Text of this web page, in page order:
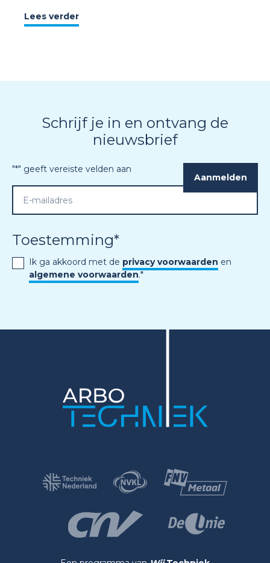
Lees verder
Schrijf je in en ontvang de
nieuwsbrief
"*" geeft vereiste velden aan
Toestemming*
Ik ga akkoord met de privacy voorwaarden en
algemene voorwaarden.*